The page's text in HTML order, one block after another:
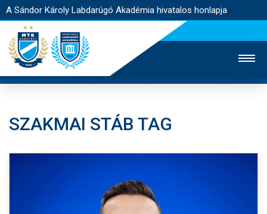
A Sándor Károly Labdarúgó Akadémia hivatalos honlapja
EGYESÜLET
KAPCSOLAT
SZAKMAI STÁB TAG